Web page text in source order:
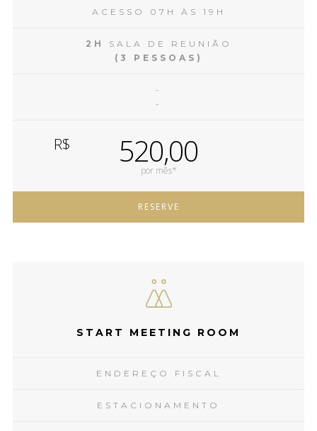
ACESSO 07H ÀS 19H
2H
SALA DE REUNIÃO
(3 PESSOAS)
-
-
R$ 520,00
por mês*
RESERVE
START MEETING ROOM
ENDEREÇO FISCAL
ESTACIONAMENTO